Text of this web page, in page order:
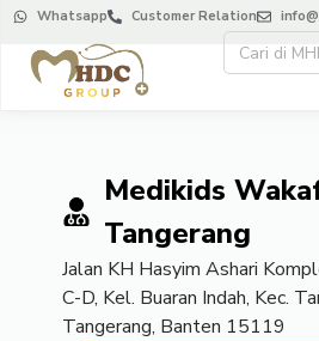
Whatsapp Customer Relation
Medikids
Tangerang
Jalan KH Hasyim Ashari
C-D, Kel. Buaran Indah, Kec.
Tangerang, Banten 15119